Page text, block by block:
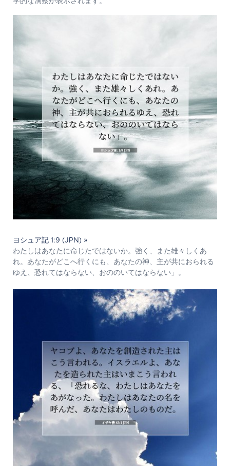
ヨシュア記 1:9 (JPN) »
わたしはあなたに命じたではないか。強く、また雄々しくあ
れ。あなたがどこへ行くにも、あなたの神、主が共におられる
ゆえ、恐れてはならない、おののいてはならない」。